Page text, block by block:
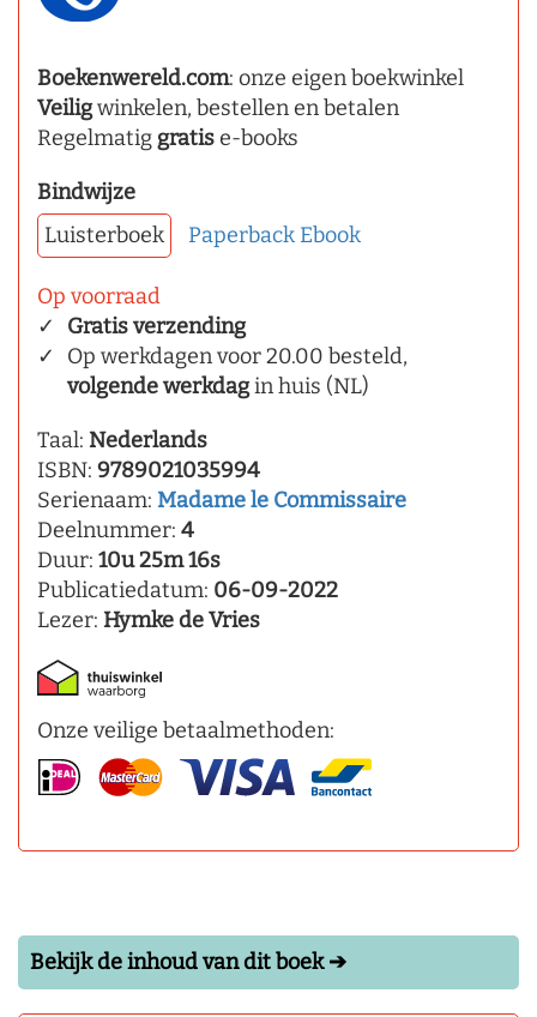
Boekenwereld.com: onze eigen boekwinkel
Veiligwinkelen, bestellen en betalen
Regelmatig gratise-books
Bindwijze
Luisterboek
Paperback Ebook
Op voorraad
Gratis verzending
Op werkdagen voor 20.00 besteld,
volgende werkdagin huis (NL)
Taal: Nederlands
ISBN: 9789021035994
Serienaam: Madame le Commissaire
Deelnummer: 4
Duur: 10u 25m 16s
Publicatiedatum: 06-09-2022
Lezer: Hymke de Vries
Onze veilige betaalmethoden:
Bekijk de inhoud van dit boek ➔